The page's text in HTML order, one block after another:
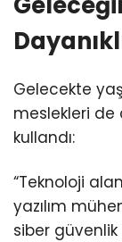
Gelecekte
meslekleri de
kullandı:
“Teknoloji
yazılım
siber